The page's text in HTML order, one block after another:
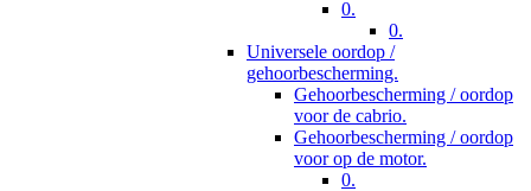
0.
0.
Universele oordop /
gehoorbescherming.
Gehoorbescherming / oordop
voor de cabrio.
Gehoorbescherming / oordop
voor op de motor.
0.